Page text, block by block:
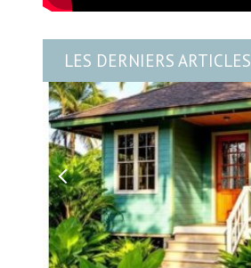
LES DERNIERS ARTICLES